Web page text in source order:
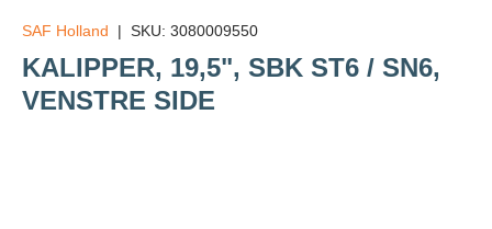
SAF Holland | SKU: 3080009550
KALIPPER, 19,5", SBK ST6 / SN6,
VENSTRE SIDE